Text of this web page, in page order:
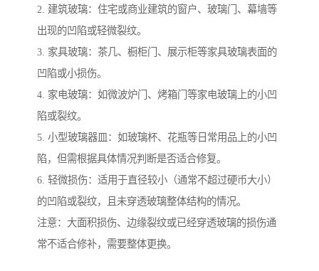
2. 建筑玻璃：住宅或商业建筑的窗户、玻璃门、幕墙等
出现的凹陷或轻微裂纹。
3. 家具玻璃：茶几、橱柜门、展示柜等家具玻璃表面的
凹陷或小损伤。
4. 家电玻璃：如微波炉门、烤箱门等家电玻璃上的小凹
陷或裂纹。
5. 小型玻璃器皿：如玻璃杯、花瓶等日常用品上的小凹
陷，但需根据具体情况判断是否适合修复。
6. 轻微损伤：适用于直径较小（通常不超过硬币大小）
的凹陷或裂纹，且未穿透玻璃整体结构的情况。
注意：大面积损伤、边缘裂纹或已经穿透玻璃的损伤通
常不适合修补，需要整体更换。